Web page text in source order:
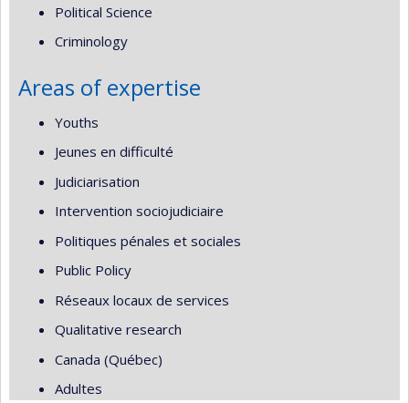
Political Science
Criminology
Areas of expertise
Youths
Jeunes en difficulté
Judiciarisation
Intervention sociojudiciaire
Politiques pénales et sociales
Public Policy
Réseaux locaux de services
Qualitative research
Canada (Québec)
Adultes